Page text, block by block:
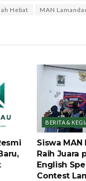
Hebat
MAN
BERITA &
Siswa
Raih Juara
English
Contest